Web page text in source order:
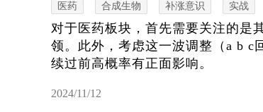
医药 合成生物 补涨意识 实战
对于医药板块，首先需要关注的是
领。此外，考虑这一波调整（a b c
续过前高概率有正面影响。
2024/11/12